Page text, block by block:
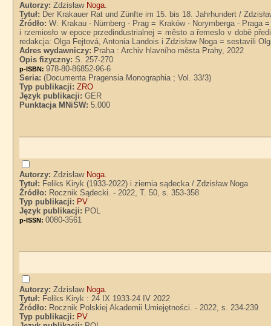
Autorzy:Zdzisław Noga.
Tytuł: Der Krakauer Rat und Zünfte im 15. bis 18. Jahrhundert /
Źródło:W: Krakau - Nürnberg - Prag = Kraków - Norymberga - Praga
i rzemiosło w epoce przedindustrialnej = město a řemeslo v době
redakcja: Olga Fejtová, Antonia Landois i Zdzisław Noga = sestavili
Adres wydawniczy: Praha : Archiv hlavního města Prahy, 2022
Opis fizyczny:S. 257-270
p-ISBN:978-80-86852-96-6
Seria:(Documenta Pragensia Monographia ; Vol. 33/3)
Typ publikacji:ZRO
Język publikacji:GER
Punktacja MNiSW:5.000
Autorzy:Zdzisław Noga.
Tytuł: Feliks Kiryk (1933-2022) i ziemia sądecka / Zdzisław Noga
Źródło: Rocznik Sądecki. - 2022, T. 50, s. 353-358
Typ publikacji: PV
Język publikacji: POL
p-ISSN:0080-3561
Autorzy:Zdzisław Noga.
Tytuł: Feliks Kiryk : 24 IX 1933-24 IV 2022
Źródło: Rocznik Polskiej Akademii Umiejętności. - 2022, s. 234-239
Typ publikacji: PV